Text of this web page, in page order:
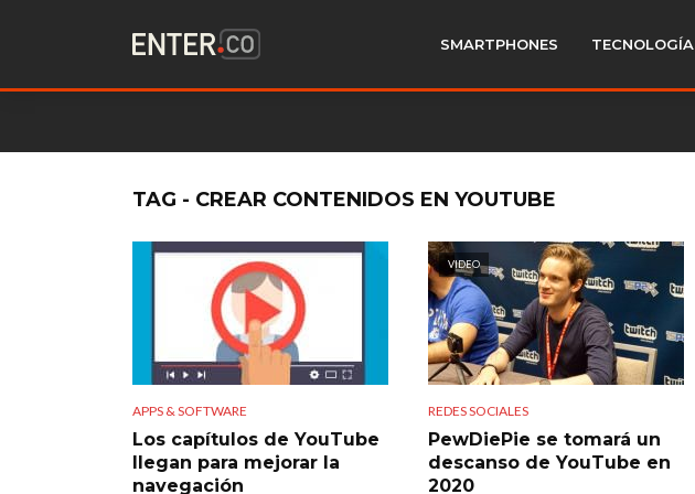
SMARTPHONES TECNOLOGÍA
TAG - CREAR CONTENIDOS EN YOUTUBE
APPS & SOFTWARE
Los capítulos de YouTube
llegan para mejorar la
navegación
VIDEO
REDES SOCIALES
PewDiePie se tomará un
descanso de YouTube en
2020